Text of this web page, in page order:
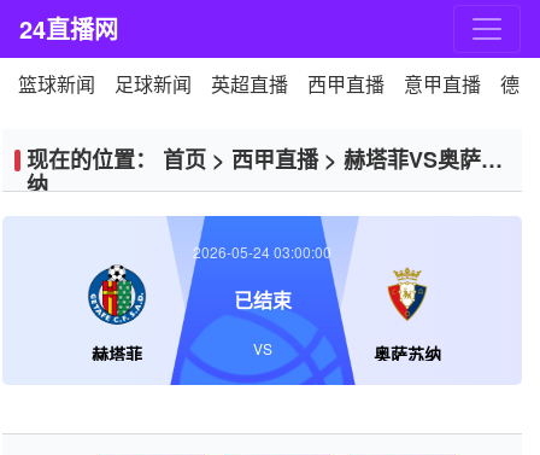
24直播网
篮球新闻 足球新闻 英超直播 西甲直播 意甲直播 德
现在的位置： 首页 > 西甲直播> 赫塔菲VS奥萨苏
纳
赫塔菲 奥萨苏纳
2026-05-24 03:00:00
已结束
VS